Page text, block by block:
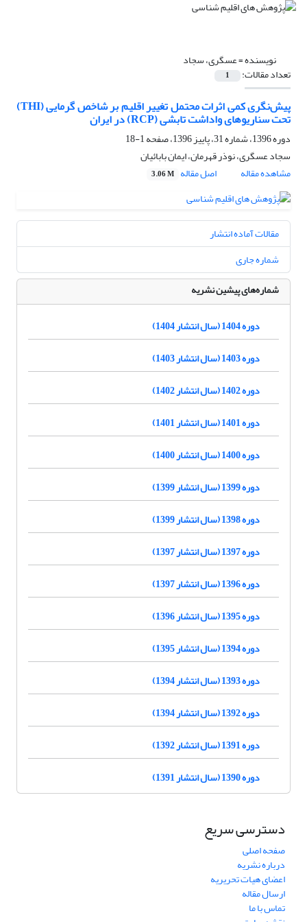
نویسنده =عسگری، سجاد
تعداد مقالات: 1
پیش‌نگری کمی اثرات محتمل تغییر اقلیم بر شاخص گرمایی (THI)
تحت سناریوهای واداشت تابشی (RCP) در ایران
دوره 1396، شماره 31، پاییز 1396، صفحه
1-18
سجاد عسگری، نوذر قهرمان، ایمان بابائیان
مشاهده مقاله
اصل مقاله 3.06 M
مقالات آماده انتشار
شماره جاری
شماره‌های پیشین نشریه
دوره 1404 (سال انتشار 1404)
دوره 1403 (سال انتشار 1403)
دوره 1402 (سال انتشار 1402)
دوره 1401 (سال انتشار 1401)
دوره 1400 (سال انتشار 1400)
دوره 1399 (سال انتشار 1399)
دوره 1398 (سال انتشار 1399)
دوره 1397 (سال انتشار 1397)
دوره 1396 (سال انتشار 1397)
دوره 1395 (سال انتشار 1396)
دوره 1394 (سال انتشار 1395)
دوره 1393 (سال انتشار 1394)
دوره 1392 (سال انتشار 1394)
دوره 1391 (سال انتشار 1392)
دوره 1390 (سال انتشار 1391)
دسترسی سریع
صفحه اصلی
درباره نشریه
اعضای هیات تحریریه
ارسال مقاله
تماس با ما